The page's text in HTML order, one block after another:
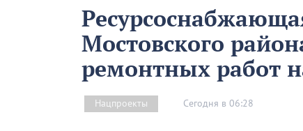
Мостовского
ремонтных работ
Нацпроекты Сегодня в 06:28